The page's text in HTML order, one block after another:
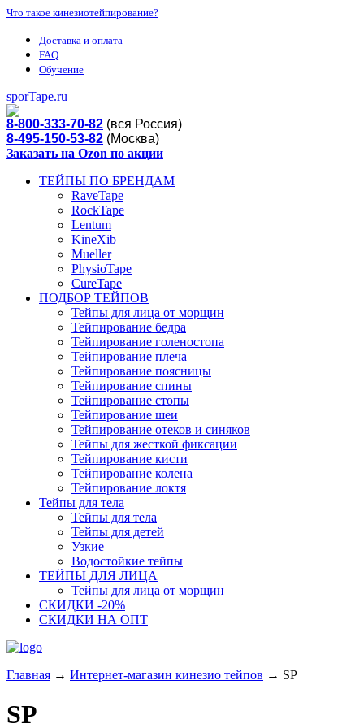
Что такое кинезиотейпирование?
Доставка и оплата
FAQ
Обучение
sporTape.ru
8-800-333-70-82 (вся Россия)
8-495-150-53-82 (Москва)
Заказать на Ozon по акции
ТЕЙПЫ ПО БРЕНДАМ
RaveTape
RockTape
Lentum
KineXib
Mueller
PhysioTape
CureTape
ПОДБОР ТЕЙПОВ
Тейпы для лица от морщин
Тейпирование бедра
Тейпирование голеностопа
Тейпирование плеча
Тейпирование поясницы
Тейпирование спины
Тейпирование стопы
Тейпирование шеи
Тейпирование отеков и синяков
Тейпы для жесткой фиксации
Тейпирование кисти
Тейпирование колена
Тейпирование локтя
Тейпы для тела
Тейпы для тела
Тейпы для детей
Узкие
Водостойкие тейпы
ТЕЙПЫ ДЛЯ ЛИЦА
Тейпы для лица от морщин
СКИДКИ -20%
СКИДКИ НА ОПТ
Главная → Интернет-магазин кинезио тейпов → SP
SP